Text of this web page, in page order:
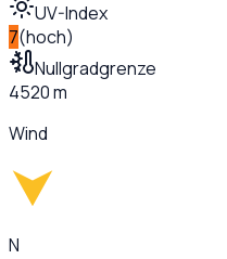
UV-Index
7(hoch)
Nullgradgrenze
4520 m
Wind
N